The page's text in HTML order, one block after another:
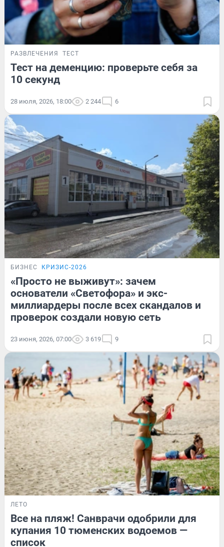
РАЗВЛЕЧЕНИЯ ТЕСТ
Тест на деменцию: проверьте себя за
10 секунд
28 июля, 2026, 18:00 2 244 6
БИЗНЕС КРИЗИС-2026
«Просто не выживут»: зачем
основатели «Светофора» и экс-
миллиардеры после всех скандалов и
проверок создали новую сеть
23 июня, 2026, 07:00 3 619 9
ЛЕТО
Все на пляж! Санврачи одобрили для
купания 10 тюменских водоемов —
список